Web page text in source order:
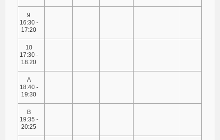
9
16:30 -
17:20
10
17:30 -
18:20
A
18:40 -
19:30
B
19:35 -
20:25